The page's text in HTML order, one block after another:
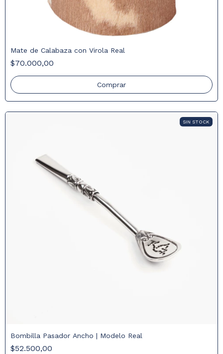
Mate de Calabaza con Virola Real
$70.000,00
SIN STOCK
Bombilla Pasador Ancho | Modelo Real
$52.500,00